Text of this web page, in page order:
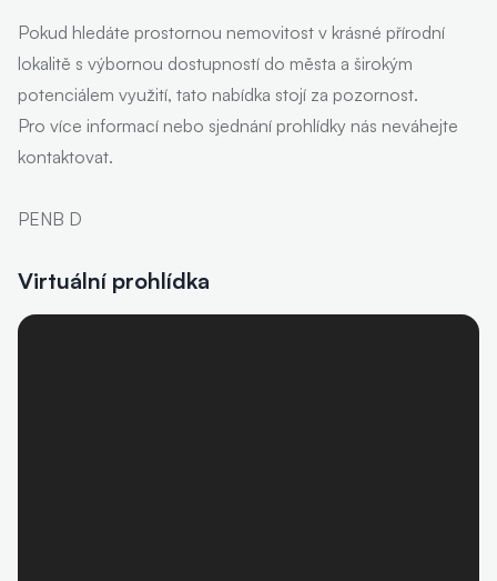
Pokud hledáte prostornou nemovitost v krásné přírodní
lokalitě s výbornou dostupností do města a širokým
potenciálem využití, tato nabídka stojí za pozornost.
Pro více informací nebo sjednání prohlídky nás neváhejte
kontaktovat.
PENB D
Virtuální prohlídka